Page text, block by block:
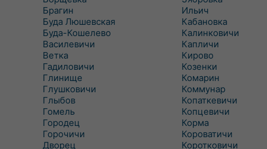
Брагин
Буда Люшевская
Буда-Кошелево
Василевичи
Ветка
Гадиловичи
Глинище
Глушковичи
Глыбов
Гомель
Городец
Горочичи
Дворец
Ильич
Кабановка
Калинковичи
Капличи
Кирово
Козенки
Комарин
Коммунар
Копаткевичи
Копцевичи
Корма
Короватичи
Коротковичи